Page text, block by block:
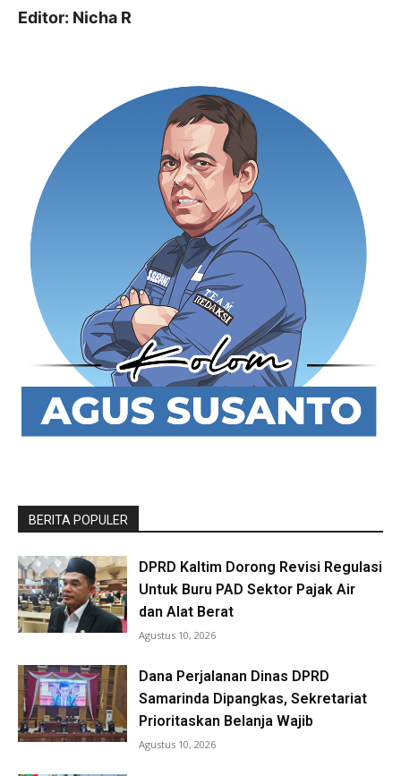
Editor: Nicha R
BERITA POPULER
DPRD Kaltim Dorong Revisi Regulasi
Untuk Buru PAD Sektor Pajak Air
dan Alat Berat
Agustus 10, 2026
Dana Perjalanan Dinas DPRD
Samarinda Dipangkas, Sekretariat
Prioritaskan Belanja Wajib
Agustus 10, 2026